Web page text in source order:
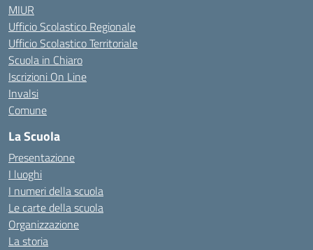
MIUR
Ufficio Scolastico Regionale
Ufficio Scolastico Territoriale
Scuola in Chiaro
Iscrizioni On Line
Invalsi
Comune
La Scuola
Presentazione
I luoghi
I numeri della scuola
Le carte della scuola
Organizzazione
La storia